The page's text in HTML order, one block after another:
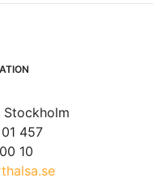
Stockholm
457
10